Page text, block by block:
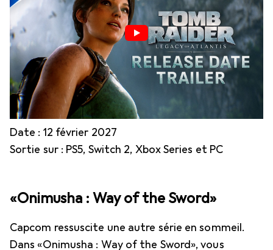
Date : 12 février 2027
Sortie sur : PS5, Switch 2, Xbox Series et PC
«Onimusha : Way of the Sword»
Capcom ressuscite une autre série en sommeil.
Dans «Onimusha : Way of the Sword», vous